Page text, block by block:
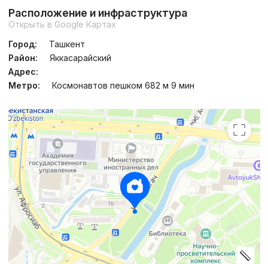
Расположение и инфраструктура
Открыть в Google Картах
Город:
Ташкент
Район:
Яккасарайский
Адрес:
Метро:
Космонавтов пешком 682 м 9 мин